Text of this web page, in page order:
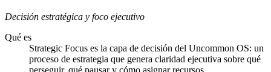
Decisión estratégica y foco ejecutivo
Qué es
Strategic Focus es la capa de decisión del Uncommon OS: un
proceso de estrategia que genera claridad ejecutiva sobre qué